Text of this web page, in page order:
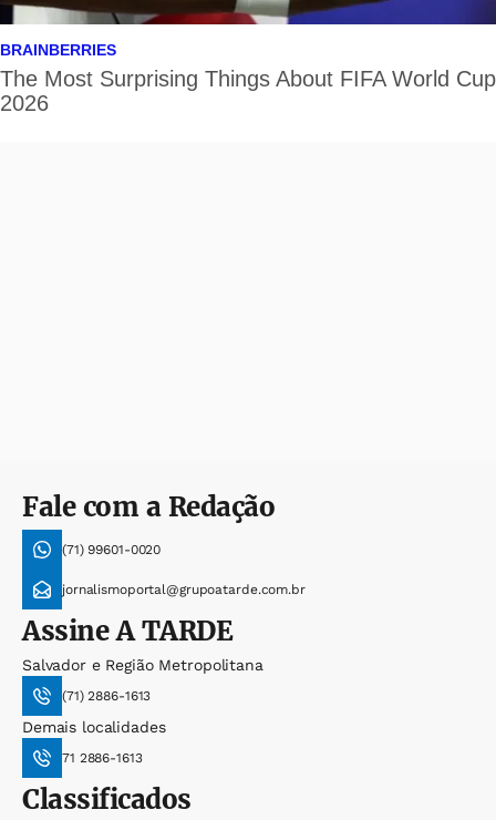
Fale com a Redação
(71) 99601-0020
jornalismoportal@grupoatarde.com.br
AssineA TARDE
Salvador e Região Metropolitana
(71) 2886-1613
Demais localidades
71 2886-1613
Classificados